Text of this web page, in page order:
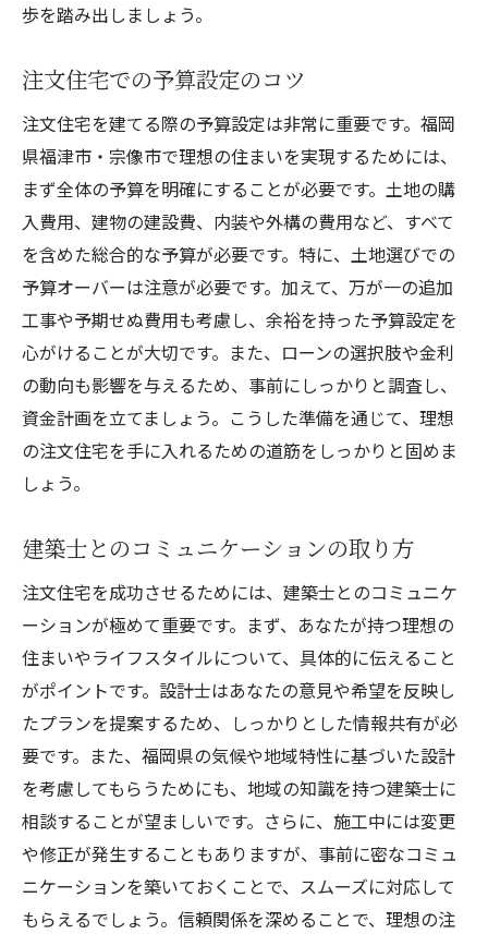
歩を踏み出しましょう。
注文住宅での予算設定のコツ
注文住宅を建てる際の予算設定は非常に重要です。福岡
県福津市・宗像市で理想の住まいを実現するためには、
まず全体の予算を明確にすることが必要です。土地の購
入費用、建物の建設費、内装や外構の費用など、すべて
を含めた総合的な予算が必要です。特に、土地選びでの
予算オーバーは注意が必要です。加えて、万が一の追加
工事や予期せぬ費用も考慮し、余裕を持った予算設定を
心がけることが大切です。また、ローンの選択肢や金利
の動向も影響を与えるため、事前にしっかりと調査し、
資金計画を立てましょう。こうした準備を通じて、理想
の注文住宅を手に入れるための道筋をしっかりと固めま
しょう。
建築士とのコミュニケーションの取り方
注文住宅を成功させるためには、建築士とのコミュニケ
ーションが極めて重要です。まず、あなたが持つ理想の
住まいやライフスタイルについて、具体的に伝えること
がポイントです。設計士はあなたの意見や希望を反映し
たプランを提案するため、しっかりとした情報共有が必
要です。また、福岡県の気候や地域特性に基づいた設計
を考慮してもらうためにも、地域の知識を持つ建築士に
相談することが望ましいです。さらに、施工中には変更
や修正が発生することもありますが、事前に密なコミュ
ニケーションを築いておくことで、スムーズに対応して
もらえるでしょう。信頼関係を深めることで、理想の注